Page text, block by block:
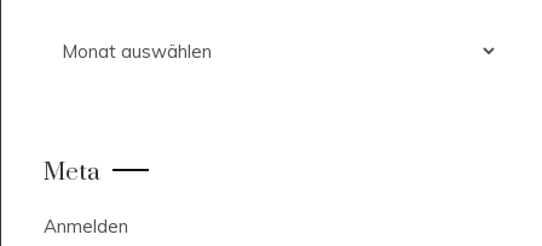
Meta
Anmelden